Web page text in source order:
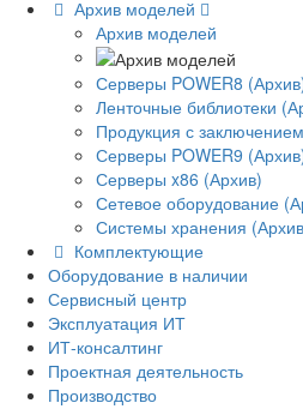
Архив моделей
Архив моделей
Серверы POWER8
Ленточные библиотеки
Продукция с
Серверы POWER9
Серверы x86 (Архив)
Сетевое оборудование
Системы хранения
Комплектующие
Оборудование в наличии
Сервисный центр
Эксплуатация ИТ
ИТ-консалтинг
Проектная деятельность
Производство